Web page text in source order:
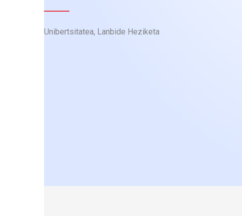
Unibertsitatea, Lanbide Heziketa